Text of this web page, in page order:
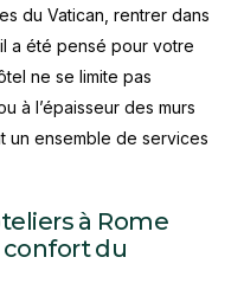
du Vatican, rentrer dans
a été pensé pour votre
ne se limite pas
à l’épaisseur des murs
un ensemble de services
à Rome
confort du